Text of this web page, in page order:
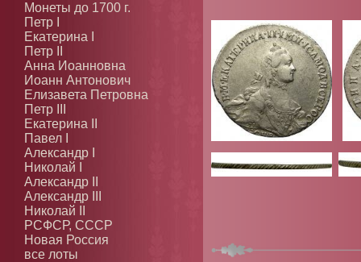
Монеты до 1700 г.
Петр I
Екатерина I
Петр II
Анна Иоанновна
Иоанн Антонович
Елизавета Петровна
Петр III
Екатерина II
Павел I
Александр I
Николай I
Александр II
Александр III
Николай II
РСФСР, СССР
Новая Россия
все лоты